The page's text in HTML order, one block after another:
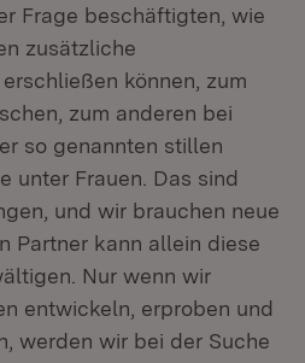
Frage beschäftigten, wie
zusätzliche
können, zum
zum anderen bei
so genannten stillen
unter Frauen. Das sind
und wir brauchen neue
Partner kann allein diese
Nur wenn wir
entwickeln, erproben und
werden wir bei der Suche